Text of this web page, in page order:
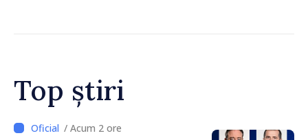
Top știri
/ Acum 2 ore